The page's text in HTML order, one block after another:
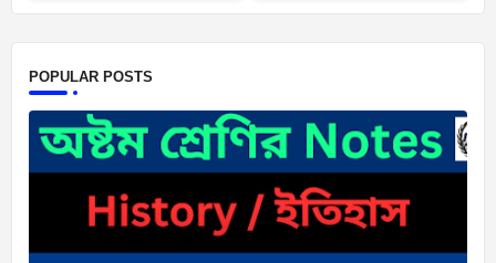
POPULAR POSTS